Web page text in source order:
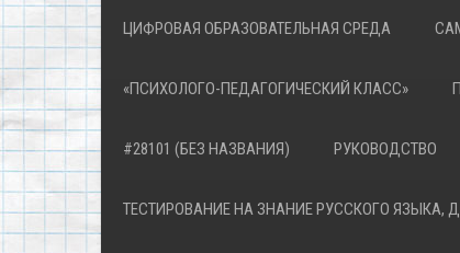
ЦИФРОВАЯ ОБРАЗОВАТЕЛЬНАЯ СРЕДА
«ПСИХОЛОГО-ПЕДАГОГИЧЕСКИЙ КЛАСС»
#28101 (БЕЗ НАЗВАНИЯ) РУКОВОДСТВО
ТЕСТИРОВАНИЕ НА ЗНАНИЕ РУССКОГО ЯЗЫКА,